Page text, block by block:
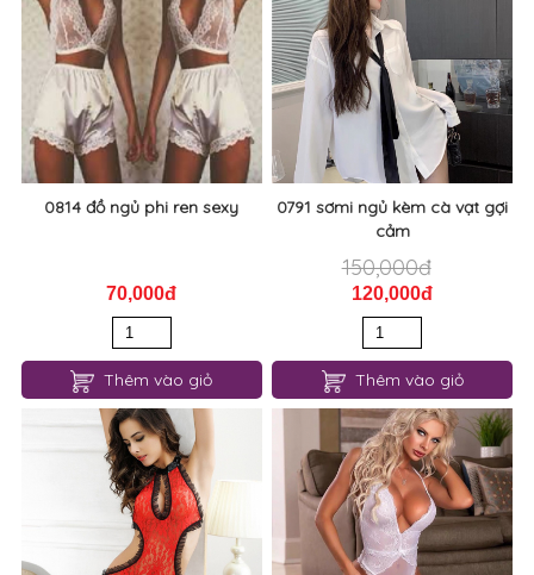
Bộ đồ lót kèm áo ngủ quyến
rũ 0838
240,000đ
200,000đ
Thêm vào giỏ
đầm công chúa ren gợi cảm
0816
130,000đ
120,000đ
Thêm vào giỏ
0814 đồ ngủ phi ren sexy
70,000đ
0791 sơmi ngủ kèm cà vạt gợi
cảm
150,000đ
120,000đ